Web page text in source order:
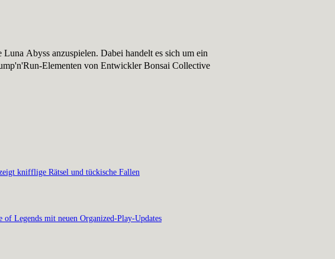
Abyss anzuspielen. Dabei handelt es sich um ein
Elementen von Entwickler Bonsai Collective
knifflige Rätsel und tückische Fallen
Legends mit neuen Organized-Play-Updates